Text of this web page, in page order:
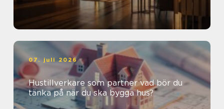
07. juli 2026
Hustillverkare som partner vad bör du
tänka på när du ska bygga hus?